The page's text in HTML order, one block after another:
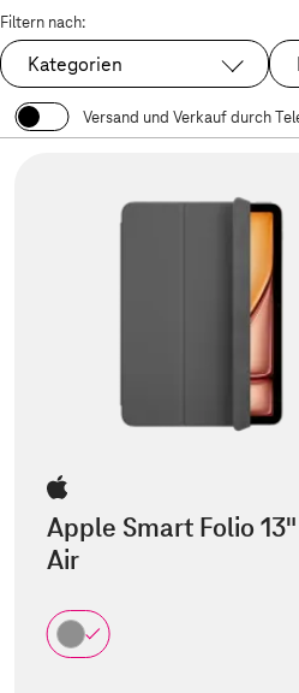
Filtern nach:
Kategorien
Versand und Verkauf durch
Apple Smart Folio
Air